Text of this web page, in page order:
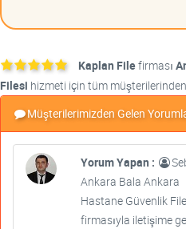
Kaplan Filefirması
Filesi hizmeti için tüm müşterilerinden
Müşterilerimizden Gelen
Yorum Yapan :
Ankara Bala Ankara
Hastane Güvenlik
firmasıyla iletişime